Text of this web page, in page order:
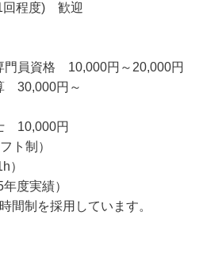
回程度) 歓迎
門員資格 10,000円～20,000円
30,000円～
10,000円
ト制）
）
度実績）
間制を採用しています。